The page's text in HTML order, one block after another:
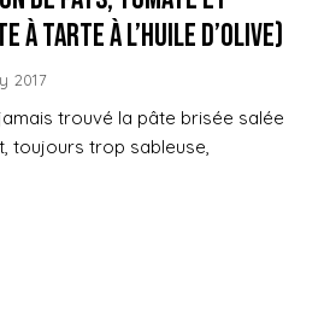
à tarte à l’huile d’olive)
2017
trouvé la pâte brisée salée
toujours trop sableuse,